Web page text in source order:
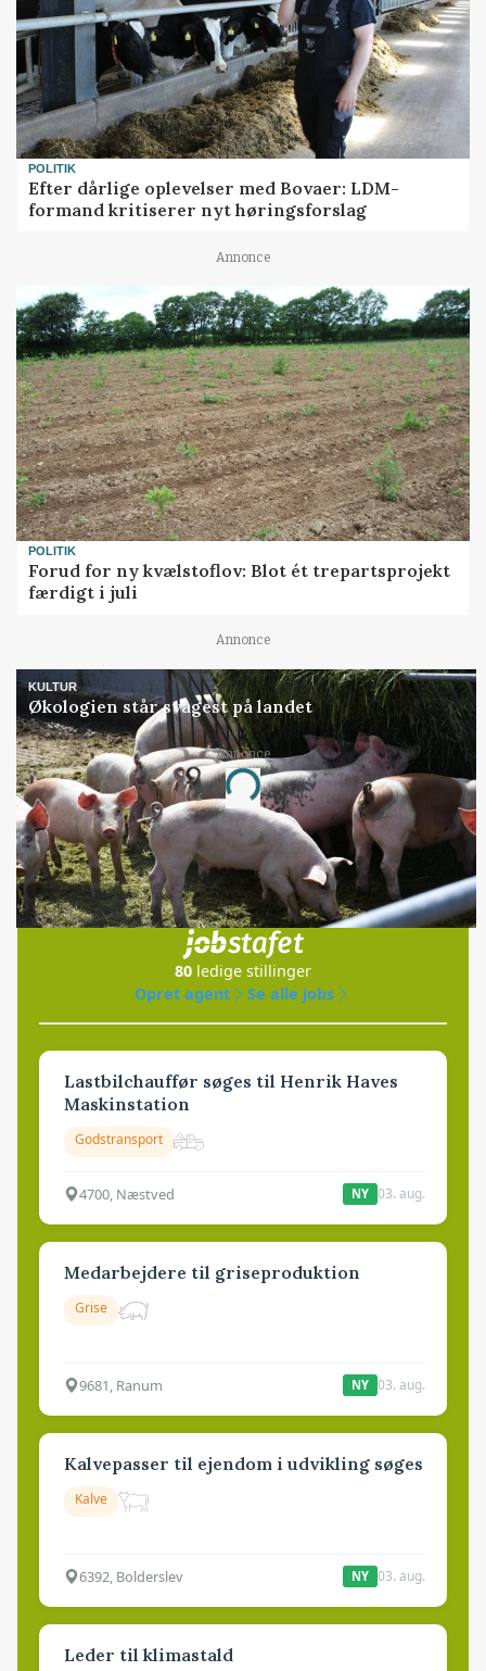
POLITIK
Efter dårlige oplevelser med Bovaer: LDM-
formand kritiserer nyt høringsforslag
Annonce
POLITIK
Forud for ny kvælstoflov: Blot ét trepartsprojekt
færdigt i juli
Annonce
KULTUR
Økologien står svagest på landet
Annonce
Loading...
Jobs
i samarbejde med
80 ledige stillinger
Opret agent
Se alle jobs
Lastbilchauffør søges til Henrik Haves
Maskinstation
Godstransport
4700, Næstved NY 03. aug.
Medarbejdere til griseproduktion
Grise
9681, Ranum NY 03. aug.
Kalvepasser til ejendom i udvikling søges
Kalve
6392, Bolderslev NY 03. aug.
Leder til klimastald